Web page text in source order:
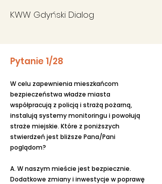
KWW Gdyński Dialog
Pytanie 1/28
W celu zapewnienia mieszkańcom
bezpieczeństwa władze miasta
współpracują z policją i strażą pożarną,
instalują systemy monitoringu i powołują
straże miejskie. Które z poniższych
stwierdzeń jest bliższe Pana/Pani
poglądom?
A. W naszym mieście jest bezpiecznie.
Dodatkowe zmiany i inwestycje w poprawę